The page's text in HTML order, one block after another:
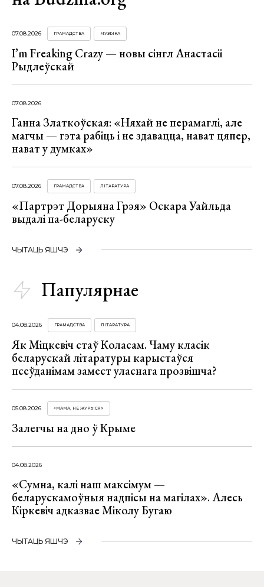
07.08.2026 ГРАМАДСТВА МУЗЫКА
I’m Freaking Crazy — новы сінгл Анастасіі
Рыдлеўскай
07.08.2026
Ганна Златкоўская: «Няхай не перамаглі, але
магчы — гэта рабіць і не здавацца, нават цяпер,
нават у думках»
07.08.2026 ГРАМАДСТВА ЛІТАРАТУРА
«Партрэт Дорыяна Грэя» Оскара Уайльда
выдалі па-беларуску
ЧЫТАЦЬ ЯШЧЭ
Папулярнае
04.08.2026 ГРАМАДСТВА ЛІТАРАТУРА
Як Міцкевіч стаў Коласам. Чаму класік
беларускай літаратуры карыстаўся
псеўданімам замест уласнага прозвішча?
05.08.2026 «МАМА, НЕ ЖУРЫСЯ!»
Залегчы на дно ў Крыме
04.08.2026
«Сумна, калі наш максімум —
беларускамоўныя надпісы на магілах». Алесь
Кіркевіч адказвае Міколу Бугаю
ЧЫТАЦЬ ЯШЧЭ